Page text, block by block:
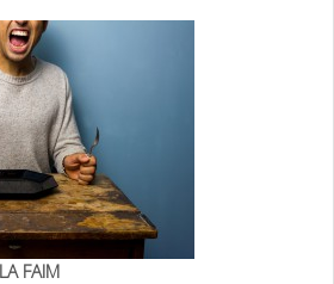
FAIM